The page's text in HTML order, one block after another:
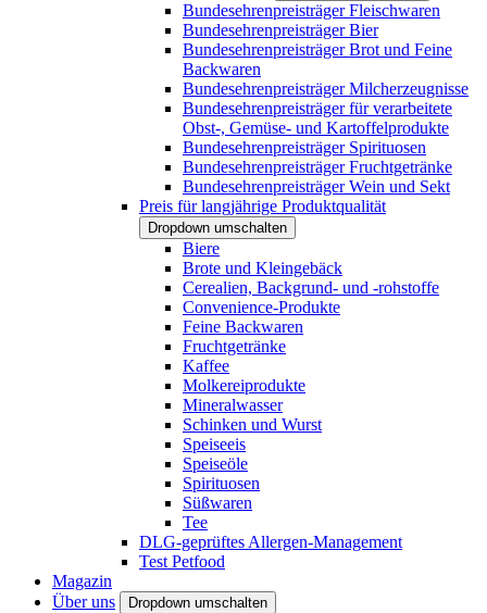
Bundesehrenpreisträger Fleischwaren
Bundesehrenpreisträger Bier
Bundesehrenpreisträger Brot und Feine
Backwaren
Bundesehrenpreisträger Milcherzeugnisse
Bundesehrenpreisträger für verarbeitete
Obst-, Gemüse- und Kartoffelprodukte
Bundesehrenpreisträger Spirituosen
Bundesehrenpreisträger Fruchtgetränke
Bundesehrenpreisträger Wein und Sekt
Preis für langjährige Produktqualität
Dropdown umschalten
Biere
Brote und Kleingebäck
Cerealien, Backgrund- und -rohstoffe
Convenience-Produkte
Feine Backwaren
Fruchtgetränke
Kaffee
Molkereiprodukte
Mineralwasser
Schinken und Wurst
Speiseeis
Speiseöle
Spirituosen
Süßwaren
Tee
DLG-geprüftes Allergen-Management
Test Petfood
Magazin
Über uns
Dropdown umschalten